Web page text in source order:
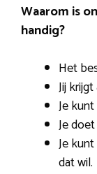
Waarom is
handig?
Het
Jij
Je
Je
Je
dat wil.